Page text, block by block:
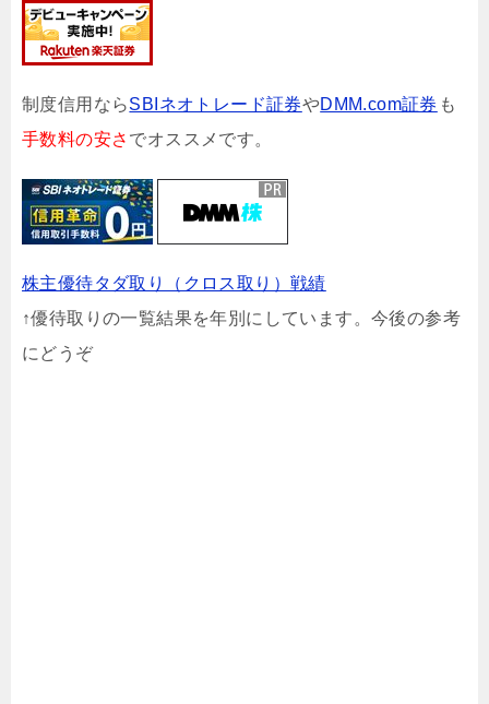
制度信用ならSBIネオトレード証券やDMM.com証券 も
手数料の安さ でオススメです。
株主優待タダ取り（クロス取り）戦績
↑優待取りの一覧結果を年別にしています。今後の参考
にどうぞ